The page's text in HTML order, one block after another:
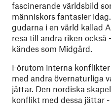
fascinerande världsbild
människors fantasier
gudarna i en värld kallad
resa till andra riken också
kändes som Midgård.
Förutom interna
med andra övernaturliga
jättar. Den nordiska
konflikt med dessa jättar